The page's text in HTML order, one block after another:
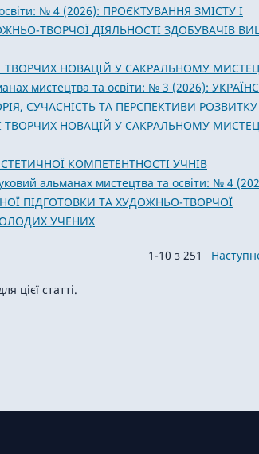
№ 4 (2026): ПРОЄКТУВАННЯ ЗМІСТУ І
ТВОРЧОЇ ДІЯЛЬНОСТІ ЗДОБУВАЧІВ
ТВОРЧИХ НОВАЦІЙ У САКРАЛЬНОМУ
мистецтва та освіти: № 3 (2026):
СУЧАСНІСТЬ ТА ПЕРСПЕКТИВИ РОЗВИТКУ
ТВОРЧИХ НОВАЦІЙ У САКРАЛЬНОМУ
КОМПЕТЕНТНОСТІ УЧНІВ
альманах мистецтва та освіти: № 4
ПІДГОТОВКИ ТА ХУДОЖНЬО-ТВОРЧОЇ
УЧЕНИХ
1-10 з 251
цієї статті.